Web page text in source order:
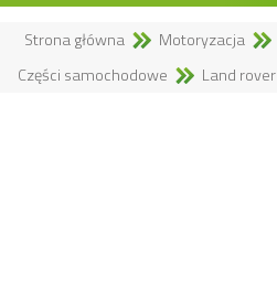
Strona główna Motoryzacja
Części samochodowe
Land rover